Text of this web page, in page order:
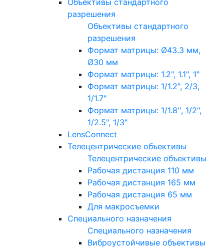
Объективы стандартного
разрешения
Объективы стандартного
разрешения
Формат матрицы: Ø43.3 мм,
Ø30 мм
Формат матрицы: 1.2", 1.1", 1"
Формат матрицы: 1/1.2", 2/3,
1/1.7"
Формат матрицы: 1/1.8'', 1/2",
1/2.5", 1/3"
LensConnect
Телецентрические объективы
Телецентрические объективы
Рабочая дистанция 110 мм
Рабочая дистанция 165 мм
Рабочая дистанция 65 мм
Для макросъемки
Специального назначения
Специального назначения
Виброустойчивые объективы